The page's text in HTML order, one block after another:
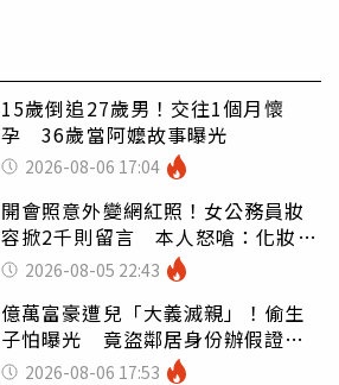
15歲倒追27歲男！交往1個月懷
孕 36歲當阿嬤故事曝光
2026-08-06 17:04
開會照意外變網紅照！女公務員妝
容掀2千則留言 本人怒嗆：化妝有
錯嗎2026-08-05 22:43
億萬富豪遭兒「大義滅親」！偷生
子怕曝光 竟盜鄰居身份辦假證落
戶 2026-08-06 17:53